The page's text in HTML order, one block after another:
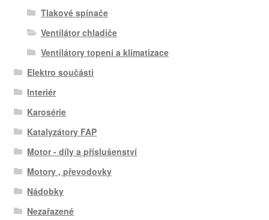
Tlakové spínače
Ventilátor chladiče
Ventilátory topení a klimatizace
Elektro součásti
Interiér
Karosérie
Katalyzátory FAP
Motor - díly a příslušenství
Motory , převodovky
Nádobky
Nezařazené